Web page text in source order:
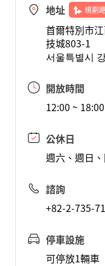
地址 規劃
首爾特別市
技城803-1
서울특별시
開放時間
12:00 ~ 18:00
公休日
週六、週日
諮詢
+82-2-735-
停車設施
可停放1輛車